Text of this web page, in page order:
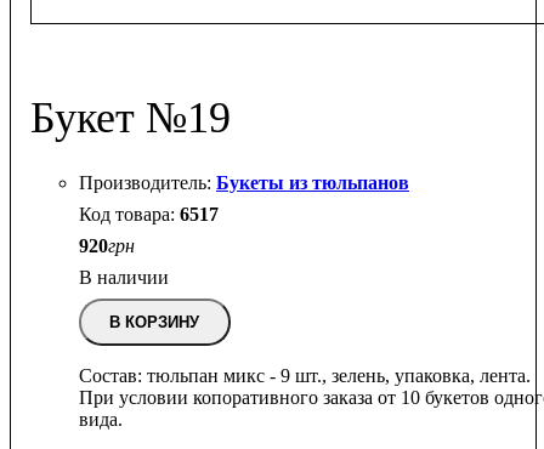
Букет №19
Букеты из тюльпанов
6517
920грн
В наличии
В КОРЗИНУ
Состав: тюльпан микс - 9 шт., зелень, упаковка, лента.
При условии копоративного заказа от 10 букетов
вида.